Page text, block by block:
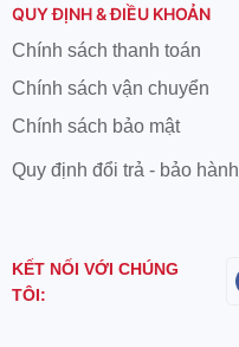
QUY ĐỊNH & ĐIỀU KHOẢN
Chính sách thanh toán
Chính sách vận chuyển
Chính sách bảo mật
Quy định đổi trả - bảo hành
KẾT NỐI VỚI CHÚNG
TÔI: